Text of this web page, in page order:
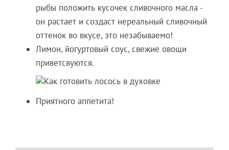
рыбы положить кусочек сливочного масла -
он растает и создаст нереальный сливочный
оттенок во вкусе, это незабываемо!
Лимон, йогуртовый соус, свежие овощи
приветсвуются.
Приятного аппетита!